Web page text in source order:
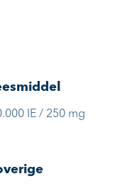
IE / 250 mg